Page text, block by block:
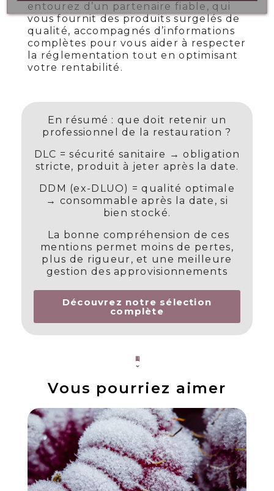
entourez d’un partenaire fiable, qui
vous fournit des produits surgelés de
qualité, accompagnés d’informations
complètes pour vous aider à respecter
la réglementation tout en optimisant
votre rentabilité.
En résumé : que doit retenir un
professionnel de la restauration ?
DLC = sécurité sanitaire → obligation
stricte, produit à jeter après la date.
DDM (ex-DLUO) = qualité optimale
→ consommable après la date, si
bien stocké.
La bonne compréhension de ces
mentions permet moins de pertes,
plus de rigueur, et une meilleure
gestion des approvisionnements
Découvrez notre sélection
complète
Vous pourriez aimer